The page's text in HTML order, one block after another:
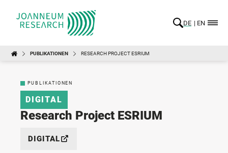
DE EN
PUBLIKATIONEN RESEARCH PROJECT ESRIUM
PUBLIKATIONEN
DIGITAL
Research Project ESRIUM
DIGITAL